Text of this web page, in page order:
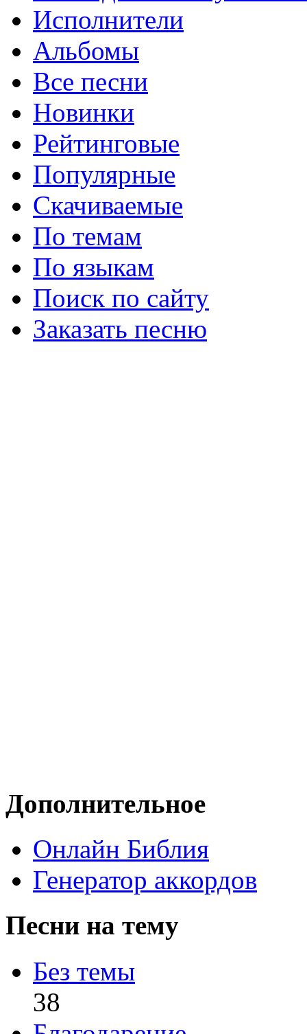
Исполнители
Альбомы
Все песни
Новинки
Рейтинговые
Популярные
Скачиваемые
По темам
По языкам
Поиск по сайту
Заказать песню
Дополнительное
Онлайн Библия
Генератор аккордов
Песни на тему
Без темы
38